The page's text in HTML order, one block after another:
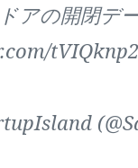
アの開閉デ